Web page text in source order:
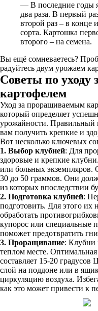
— В последние годы
два раза. В первый
второй раз – в
сорта. Картошка
второго – на семена.
Вы ещё сомневаетесь?
радуйтесь двум урожаем
Советы по
картофелем
Уход за проращиваемым
который определяет
урожайности. Правильный
вам получить крепкие и
Вот несколько ключевых
1. Выбор клубней: Для
здоровые и крепкие
или больных
30 до 50 граммов. Они
из которых впоследствии
2. Подготовка клубней:
подготовить. Для этого их
обработать
купорос или специальные
поможет предотвратить
3. Проращивание: Клубни
теплом месте.
составляет 15-20
слой на поддоне или в
циркуляцию воздуха.
как это может привести к